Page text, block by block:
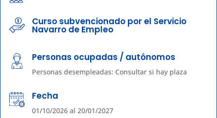
Curso subvencionado por el Servicio
Navarro de Empleo
Personas ocupadas / autónomos
Personas desempleadas: Consultar si hay plaza
Fecha
01/10/2026 al 20/01/2027